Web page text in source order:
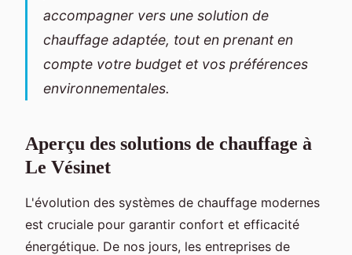
accompagner vers une solution de
chauffage adaptée, tout en prenant en
compte votre budget et vos préférences
environnementales.
Aperçu des solutions de chauffage à
Le Vésinet
L'évolution des systèmes de chauffage modernes
est cruciale pour garantir confort et efficacité
énergétique. De nos jours, les entreprises de